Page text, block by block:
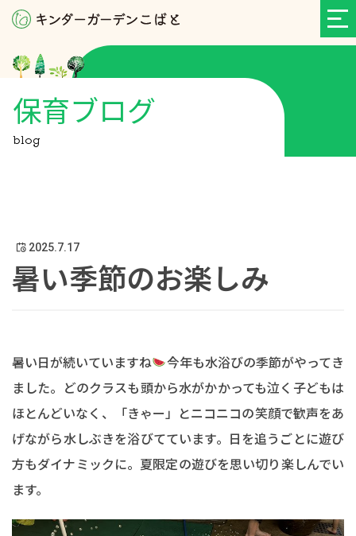
保育ブログ
blog
2025.7.17
暑い季節のお楽しみ
暑い日が続いていますね
今年も水浴びの季節がやってき
ました。どのクラスも頭から水がかかっても泣く子どもは
ほとんどいなく、「きゃー」とニコニコの笑顔で歓声をあ
げながら水しぶきを浴びてています。日を追うごとに遊び
方もダイナミックに。夏限定の遊びを思い切り楽しんでい
ます。